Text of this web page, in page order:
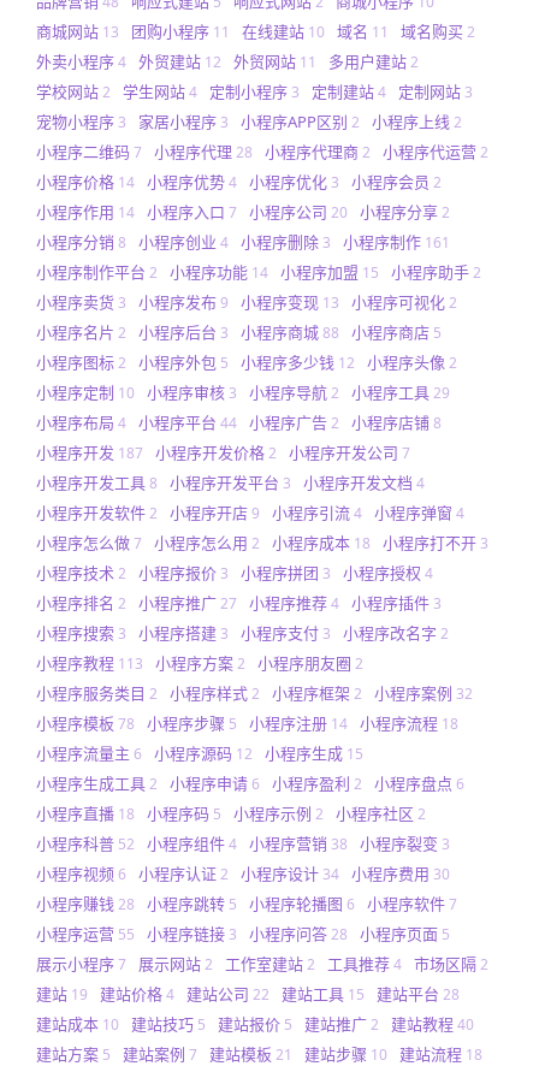
商城网站 13 团购小程序 11 在线建站 10 域名 11 域名购买2
外卖小程序4 外贸建站 12 外贸网站 11 多用户建站2
学校网站2 学生网站4 定制小程序 3 定制建站4 定制网站 3
宠物小程序 3 家居小程序 3 小程序APP区别 2 小程序上线 2
小程序二维码7 小程序代理 28 小程序代理商2 小程序代运营2
小程序价格 14 小程序优势4 小程序优化 3 小程序会员 2
小程序作用 14 小程序入口 7 小程序公司 20 小程序分享2
小程序分销 8 小程序创业 4 小程序删除 3 小程序制作 161
小程序制作平台 2 小程序功能 14 小程序加盟 15 小程序助手2
小程序卖货 3 小程序发布9 小程序变现 13 小程序可视化2
小程序名片 2 小程序后台 3 小程序商城88 小程序商店 5
小程序图标2 小程序外包 5 小程序多少钱 12 小程序头像 2
小程序定制 10 小程序审核 3 小程序导航2 小程序工具29
小程序布局 4 小程序平台 44 小程序广告2 小程序店铺8
小程序开发 187 小程序开发价格2 小程序开发公司 7
小程序开发工具8 小程序开发平台 3 小程序开发文档 4
小程序开发软件2 小程序开店9 小程序引流4 小程序弹窗 4
小程序怎么做7 小程序怎么用 2 小程序成本 18 小程序打不开 3
小程序技术2 小程序报价 3 小程序拼团 3 小程序授权 4
小程序排名 2 小程序推广27 小程序推荐4 小程序插件 3
小程序搜索 3 小程序搭建 3 小程序支付 3 小程序改名字 2
小程序教程 113 小程序方案2 小程序朋友圈 2
小程序服务类目 2 小程序样式2 小程序框架 2 小程序案例 32
小程序模板 78 小程序步骤 5 小程序注册 14 小程序流程 18
小程序流量主 6 小程序源码 12 小程序生成 15
小程序生成工具2 小程序申请6 小程序盈利 2 小程序盘点 6
小程序直播 18 小程序码 5 小程序示例 2 小程序社区 2
小程序科普 52 小程序组件4 小程序营销 38 小程序裂变 3
小程序视频6 小程序认证2 小程序设计 34 小程序费用 30
小程序赚钱28 小程序跳转 5 小程序轮播图 6 小程序软件7
小程序运营 55 小程序链接 3 小程序问答28 小程序页面 5
展示小程序7 展示网站2 工作室建站2 工具推荐4 市场区隔2
建站 19 建站价格4 建站公司 22 建站工具 15 建站平台 28
建站成本 10 建站技巧 5 建站报价 5 建站推广2 建站教程40
建站方案 5 建站案例 7 建站模板 21 建站步骤 10 建站流程 18